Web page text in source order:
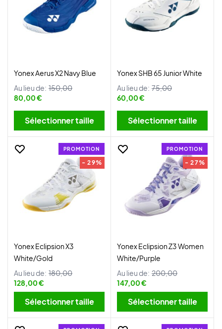
Yonex Aerus X2 Navy Blue
Au lieu de: 150,00
80,00 €
Sélectionner taille
Yonex SHB 65 Junior White
Au lieu de: 75,00
60,00 €
Sélectionner taille
PROMOTION
- 29%
Yonex Eclipsion X3
White/Gold
Au lieu de: 180,00
128,00 €
Sélectionner taille
PROMOTION
- 27%
Yonex Eclipsion Z3 Women
White/Purple
Au lieu de: 200,00
147,00 €
Sélectionner taille